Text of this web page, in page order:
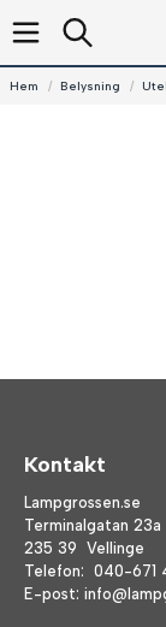
Hem Belysning
Kontakt
Lampgrossen.se
Terminalgatan 23a
235 39 Vellinge
Telefon: 040-671
E-post: